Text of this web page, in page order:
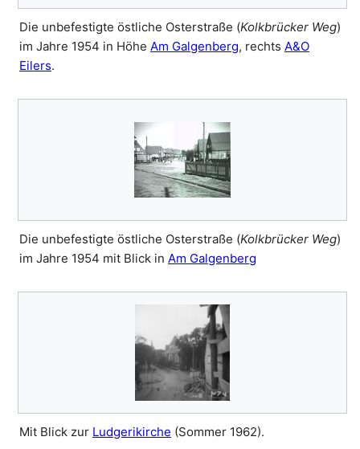
Die unbefestigte östliche Osterstraße (Kolkbrücker Weg)
im Jahre 1954 in Höhe Am Galgenberg, rechts A&O
Eilers.
Die unbefestigte östliche Osterstraße (Kolkbrücker Weg)
im Jahre 1954 mit Blick in Am Galgenberg
Mit Blick zur Ludgerikirche (Sommer 1962).